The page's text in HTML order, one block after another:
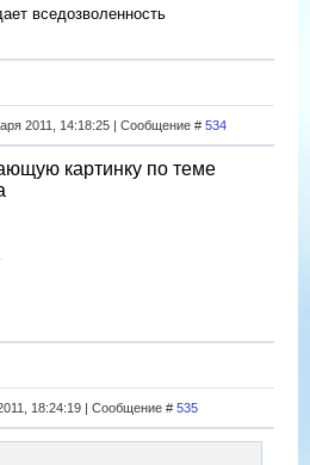
вседозволенность
2011, 14:18:25 | Сообщение # 534
картинку по теме
18:24:19 | Сообщение # 535